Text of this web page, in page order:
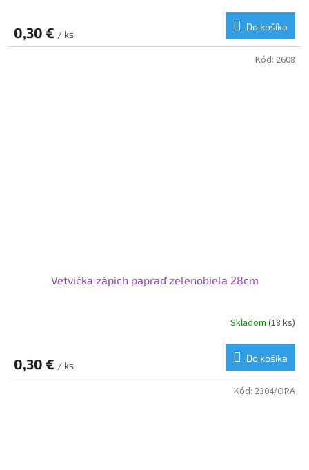
0,30 € / ks
Do košíka
Vetvička zápich papraď zelenobiela 28cm
Skladom (18 ks)
0,30 € / ks
Do košíka
Kód: 2608
Kód: 2304/ORA